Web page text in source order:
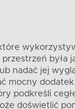
była
nadać jej
mocny
podkreśli
doświetlić